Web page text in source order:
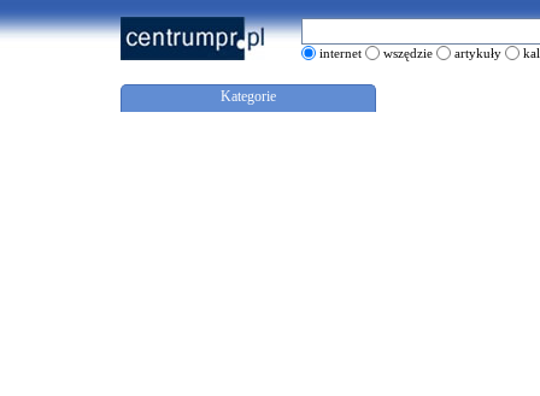
internet wszędzie artykuły
Kategorie